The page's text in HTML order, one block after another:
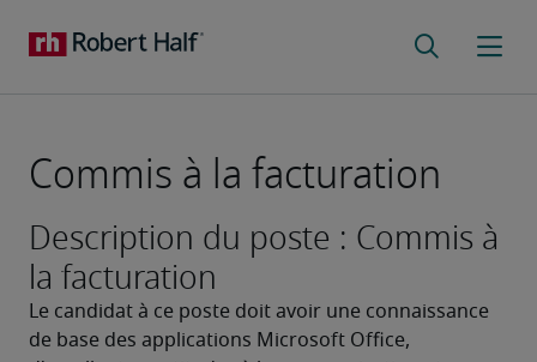
Commis à la facturation
Description du poste : Commis à
la facturation
Le candidat à ce poste doit avoir une connaissance
de base des applications Microsoft Office,